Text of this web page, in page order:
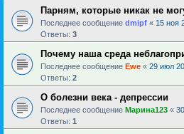
Парням, которые никак не
Последнее сообщение dmipf « 15 ноя
Ответы: 3
Почему наша среда
Последнее сообщение Ewe « 29 июл
Ответы: 2
О болезни века - депрессии
Последнее сообщение Марина123 «
Ответы: 1